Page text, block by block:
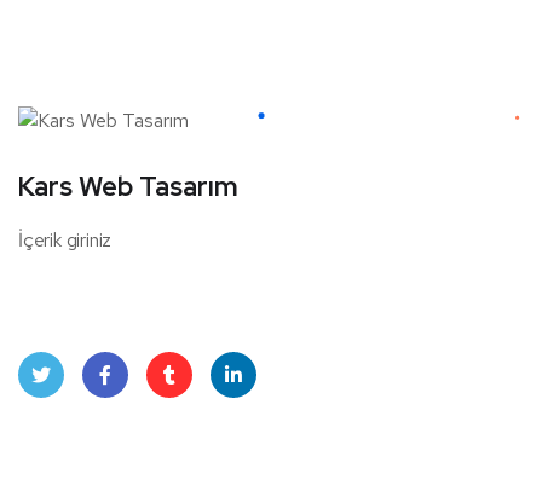
Kars Web Tasarım
İçerik giriniz